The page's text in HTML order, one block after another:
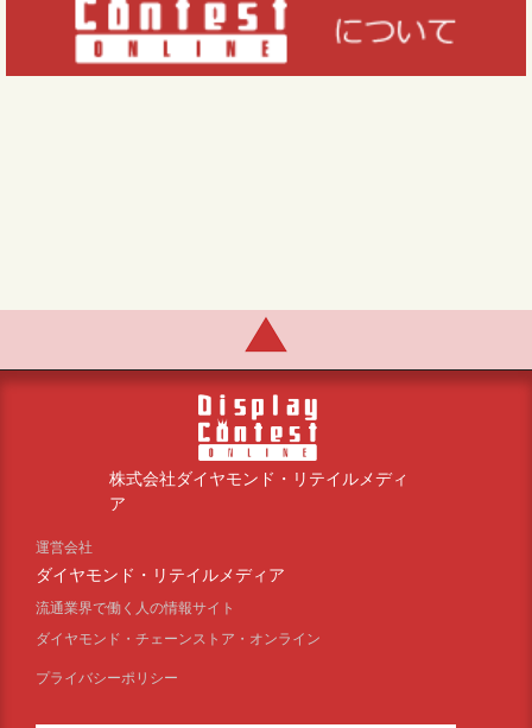
株式会社ダイヤモンド・リテイルメディ
ア
運営会社
ダイヤモンド・リテイルメディア
流通業界で働く人の情報サイト
ダイヤモンド・チェーンストア・オンライン
プライバシーポリシー